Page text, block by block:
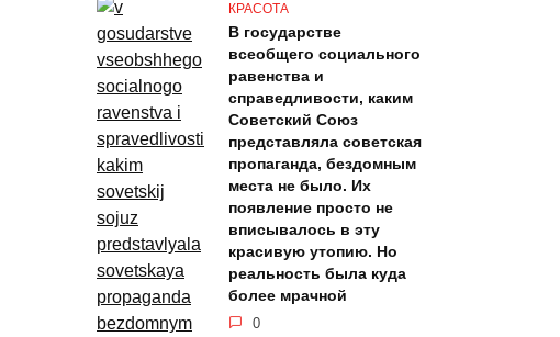
КРАСОТА
В государстве
всеобщего социального
равенства и
справедливости, каким
Советский Союз
представляла советская
пропаганда, бездомным
места не было. Их
появление просто не
вписывалось в эту
красивую утопию. Но
реальность была куда
более мрачной
0